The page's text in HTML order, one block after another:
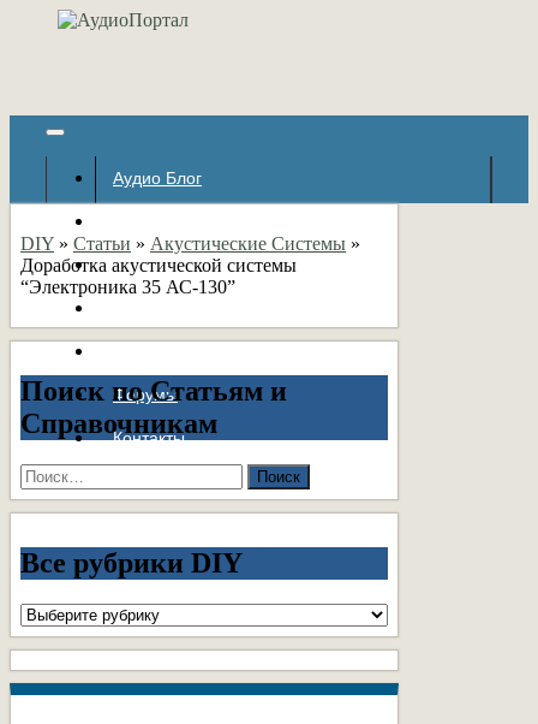
Аудио Блог
Авторские страницы
Форумы
Контакты
DIY » Статьи » Акустические Системы »
Доработка акустической системы
“Электроника 35 АС-130”
Поиск по Статьям и
Справочникам
Найти:
Все рубрики DIY
Все
рубрики
DIY